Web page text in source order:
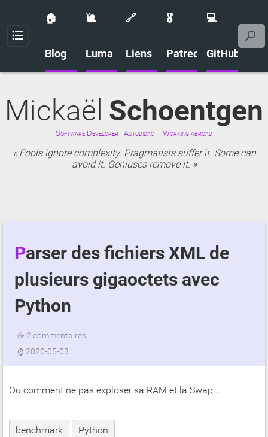
Menu
🏠
Blog
🐌
Luma
🔗
Liens
🎖️
Patreon
💻
GitHub
Mickaël Schoentgen
Software Developer · Autodidact · Working abroad
Fools ignore complexity. Pragmatists suffer it. Some can
avoid it. Geniuses remove it.
Parser des fichiers XML de
plusieurs gigaoctets avec
Python
☕ 2 commentaires
⌚ 2020-05-03
Ou comment ne pas exploser sa RAM et la Swap...
benchmark Python